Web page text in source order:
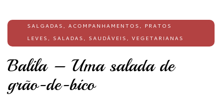
SALGADAS, ACOMPANHAMENTOS, PRATOS
LEVES, SALADAS, SAUDÁVEIS, VEGETARIANAS
Balila – Uma salada de
grão-de-bico